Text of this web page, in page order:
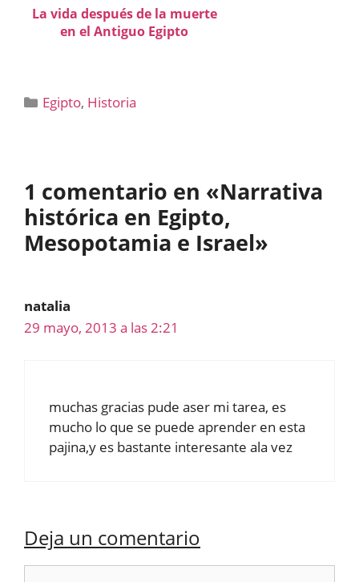
La vida después de la muerte
en el Antiguo Egipto
Categorías
Egipto, Historia
1 comentario en «Narrativa
histórica en Egipto,
Mesopotamia e Israel»
natalia
29 mayo, 2013 a las 2:21
muchas gracias pude aser mi tarea, es
mucho lo que se puede aprender en esta
pajina,y es bastante interesante ala vez
Deja un comentario